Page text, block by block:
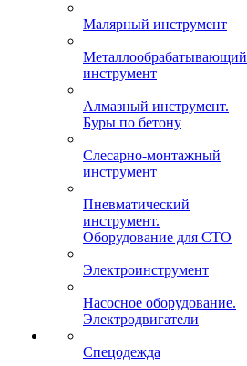
Малярный инструмент
Металлообрабатывающий
инструмент
Алмазный инструмент.
Буры по бетону
Слесарно-монтажный
инструмент
Пневматический
инструмент.
Оборудование для СТО
Электроинструмент
Насосное оборудование.
Электродвигатели
Спецодежда